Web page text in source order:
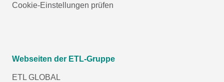
Cookie-Einstellungen prüfen
Webseiten der ETL-Gruppe
ETL GLOBAL